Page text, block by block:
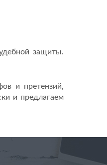
защиты.
и претензий,
и предлагаем